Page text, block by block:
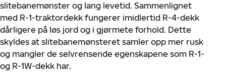
slitebanemønster og lang levetid. Sammenlignet
med R-1-traktordekk fungerer imidlertid R-4-dekk
dårligere på løs jord og i gjørmete forhold. Dette
skyldes at slitebanemønsteret samler opp mer rusk
og mangler de selvrensende egenskapene som R-1-
og R-1W-dekk har.